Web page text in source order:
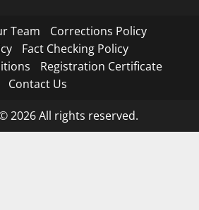
Team
Corrections Policy
Fact Checking Policy
Registration Certificate
Contact Us
2026 All rights reserved.